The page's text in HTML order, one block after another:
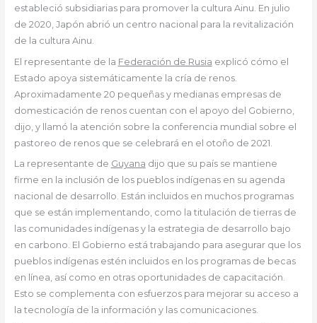
estableció subsidiarias para promover la cultura Ainu. En julio
de 2020, Japón abrió un centro nacional para la revitalización
de la cultura Ainu.
El representante de la Federación de Rusia explicó cómo el
Estado apoya sistemáticamente la cría de renos.
Aproximadamente 20 pequeñas y medianas empresas de
domesticación de renos cuentan con el apoyo del Gobierno,
dijo, y llamó la atención sobre la conferencia mundial sobre el
pastoreo de renos que se celebrará en el otoño de 2021.
La representante de Guyana dijo que su país se mantiene
firme en la inclusión de los pueblos indígenas en su agenda
nacional de desarrollo. Están incluidos en muchos programas
que se están implementando, como la titulación de tierras de
las comunidades indígenas y la estrategia de desarrollo bajo
en carbono. El Gobierno está trabajando para asegurar que los
pueblos indígenas estén incluidos en los programas de becas
en línea, así como en otras oportunidades de capacitación.
Esto se complementa con esfuerzos para mejorar su acceso a
la tecnología de la información y las comunicaciones.